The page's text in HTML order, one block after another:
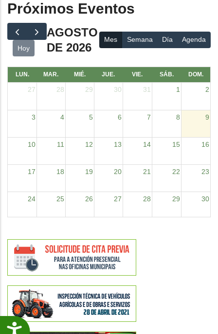
Accesibilidade
Próximos Eventos
Hoy
AGOSTO
DE 2026
Mes Semana Día Agenda
LUN. MAR. MIÉ. JUE. VIE. SÁB. DOM.
27 28 29 30 31 1 2
3 4 5 6 7 8 9
10 11 12 13 14 15 16
17 18 19 20 21 22 23
24 25 26 27 28 29 30